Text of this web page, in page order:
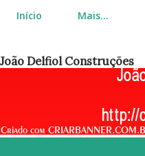
Início
Mais…
João Delfiol Construções